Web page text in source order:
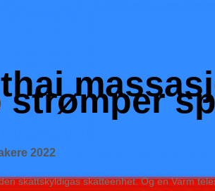
strømper
2022
skattskyldigas skatteenhet. Og en Varm